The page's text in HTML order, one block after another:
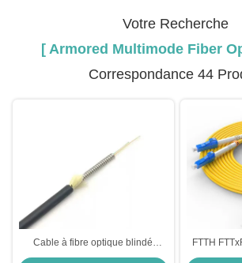
Votre Recherche
[ Armored Multimode Fiber
Correspondance 44
Cable à fibre optique blindé
multimode personnalisable
FTTH
Multimode